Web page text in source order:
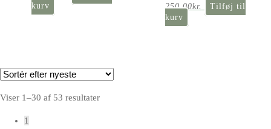
kurv
250,00kr.
Tilføj til
kurv
Viser 1–30 af 53 resultaterSorteret
1